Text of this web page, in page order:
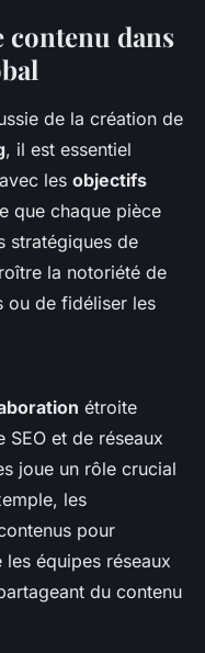
contenu dans
de la création de
, il est essentiel
les objectifs
que chaque pièce
stratégiques de
la notoriété de
ou de fidéliser les
étroite
SEO et de réseaux
joue un rôle crucial
les
pour
équipes réseaux
du contenu